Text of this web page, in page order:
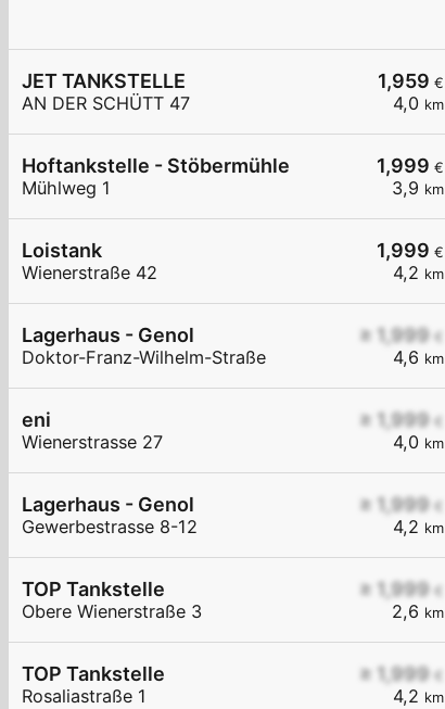
1,959 €
4,0 km
JET TANKSTELLE
AN DER SCHÜTT 47
1,999 €
3,9 km
Hoftankstelle - Stöbermühle
Mühlweg 1
1,999 €
4,2 km
Loistank
Wienerstraße 42
≥ 1,999 €
4,6 km
Lagerhaus - Genol
Doktor-Franz-Wilhelm-Straße
≥ 1,999 €
4,0 km
eni
Wienerstrasse 27
≥ 1,999 €
4,2 km
Lagerhaus - Genol
Gewerbestrasse 8-12
≥ 1,999 €
2,6 km
TOP Tankstelle
Obere Wienerstraße 3
≥ 1,999 €
4,2 km
TOP Tankstelle
Rosaliastraße 1